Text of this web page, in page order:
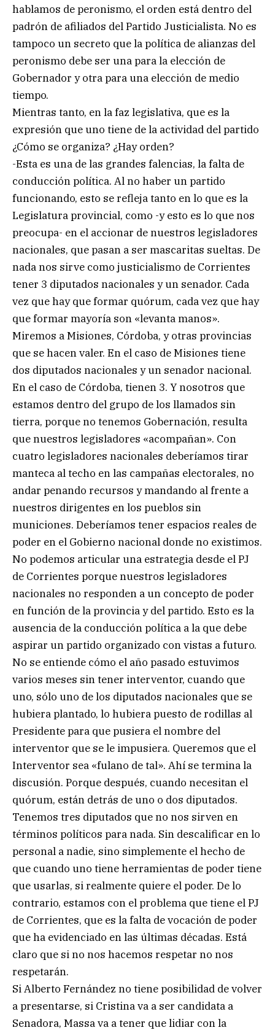
hablamos de peronismo, el orden está dentro del
padrón de afiliados del Partido Justicialista. No es
tampoco un secreto que la política de alianzas del
peronismo debe ser una para la elección de
Gobernador y otra para una elección de medio
tiempo.
Mientras tanto, en la faz legislativa, que es la
expresión que uno tiene de la actividad del partido
¿Cómo se organiza? ¿Hay orden?
-Esta es una de las grandes falencias, la falta de
conducción política. Al no haber un partido
funcionando, esto se refleja tanto en lo que es la
Legislatura provincial, como -y esto es lo que nos
preocupa- en el accionar de nuestros legisladores
nacionales, que pasan a ser mascaritas sueltas. De
nada nos sirve como justicialismo de Corrientes
tener 3 diputados nacionales y un senador. Cada
vez que hay que formar quórum, cada vez que hay
que formar mayoría son «levanta manos».
Miremos a Misiones, Córdoba, y otras provincias
que se hacen valer. En el caso de Misiones tiene
dos diputados nacionales y un senador nacional.
En el caso de Córdoba, tienen 3. Y nosotros que
estamos dentro del grupo de los llamados sin
tierra, porque no tenemos Gobernación, resulta
que nuestros legisladores «acompañan». Con
cuatro legisladores nacionales deberíamos tirar
manteca al techo en las campañas electorales, no
andar penando recursos y mandando al frente a
nuestros dirigentes en los pueblos sin
municiones. Deberíamos tener espacios reales de
poder en el Gobierno nacional donde no existimos.
No podemos articular una estrategia desde el PJ
de Corrientes porque nuestros legisladores
nacionales no responden a un concepto de poder
en función de la provincia y del partido. Esto es la
ausencia de la conducción política a la que debe
aspirar un partido organizado con vistas a futuro.
No se entiende cómo el año pasado estuvimos
varios meses sin tener interventor, cuando que
uno, sólo uno de los diputados nacionales que se
hubiera plantado, lo hubiera puesto de rodillas al
Presidente para que pusiera el nombre del
interventor que se le impusiera. Queremos que el
Interventor sea «fulano de tal». Ahí se termina la
discusión. Porque después, cuando necesitan el
quórum, están detrás de uno o dos diputados.
Tenemos tres diputados que no nos sirven en
términos políticos para nada. Sin descalificar en lo
personal a nadie, sino simplemente el hecho de
que cuando uno tiene herramientas de poder tiene
que usarlas, si realmente quiere el poder. De lo
contrario, estamos con el problema que tiene el PJ
de Corrientes, que es la falta de vocación de poder
que ha evidenciado en las últimas décadas. Está
claro que si no nos hacemos respetar no nos
respetarán.
Si Alberto Fernández no tiene posibilidad de volver
a presentarse, si Cristina va a ser candidata a
Senadora, Massa va a tener que lidiar con la